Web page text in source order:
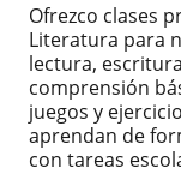
Ofrezco clases
Literatura para
lectura,
comprensión
juegos y
aprendan de
con tareas